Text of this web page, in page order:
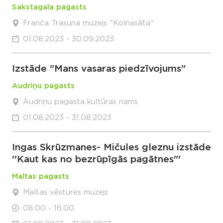
Sakstagala pagasts
Franča Trasuna muzejs "Kolnasāta"
01.08.2023 - 30.09.2023
Izstāde "Mans vasaras piedzīvojums"
Audriņu pagasts
Audriņu pagasta kultūras nams
01.08.2023 - 31.08.2023
Ingas Skrūzmanes- Mičules gleznu izstāde
''Kaut kas no bezrūpīgās pagātnes"'
Maltas pagasts
Maltas vēstures muzejs
08:00 - 16:00